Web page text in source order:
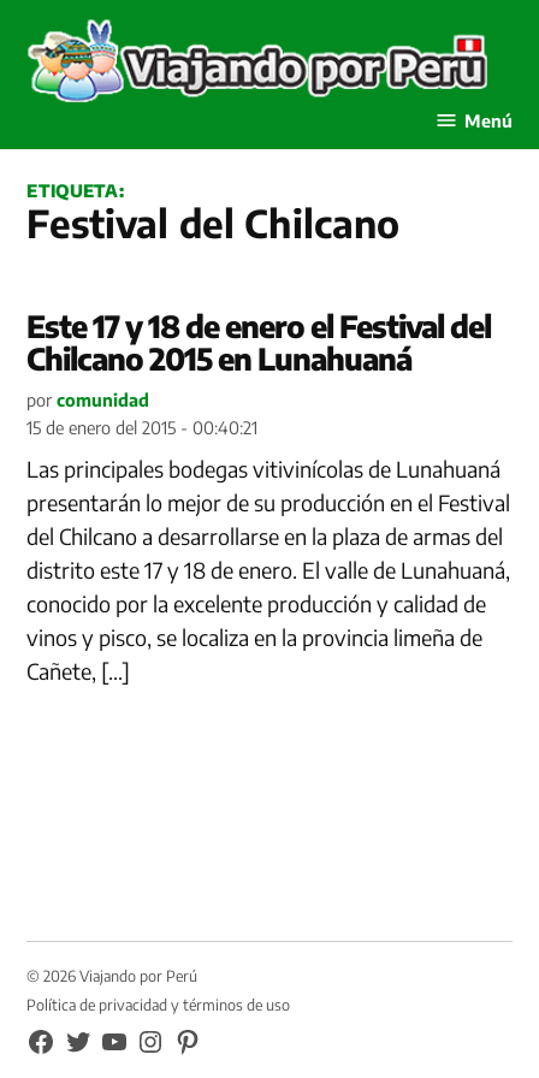
contenido
Menú
ETIQUETA:
Festival del Chilcano
Este 17 y 18 de enero el Festival del
Chilcano 2015 en Lunahuaná
por comunidad
15 de enero del 2015 - 00:40:21
Las principales bodegas vitivinícolas de Lunahuaná
presentarán lo mejor de su producción en el Festival
del Chilcano a desarrollarse en la plaza de armas del
distrito este 17 y 18 de enero. El valle de Lunahuaná,
conocido por la excelente producción y calidad de
vinos y pisco, se localiza en la provincia limeña de
Cañete, […]
© 2026 Viajando por Perú
Política de privacidad y términos de uso
FB
TW YouTubeInstagramPinterest